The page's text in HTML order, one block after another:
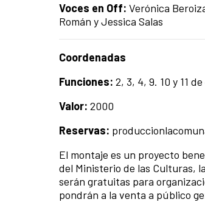
Voces en Off: Verónica
Román y Jessica Salas
Coordenadas
Funciones: 2, 3, 4, 9. 10 y 11
Valor: 2000
Reservas:
El montaje es un proyecto
del Ministerio de las Culturas,
serán gratuitas para
pondrán a la venta a público